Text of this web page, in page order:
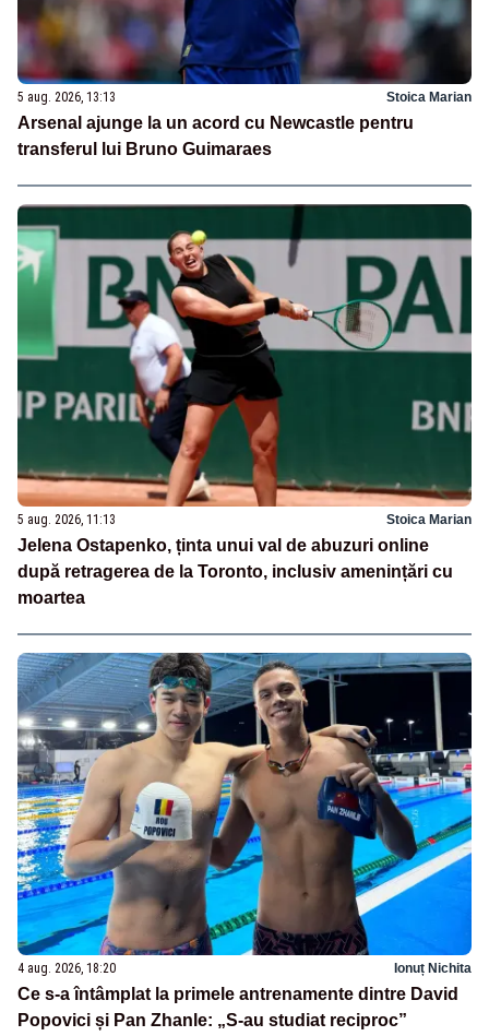
5 aug. 2026, 13:13 Stoica Marian
Arsenal ajunge la un acord cu Newcastle pentru
transferul lui Bruno Guimaraes
5 aug. 2026, 11:13 Stoica Marian
Jelena Ostapenko, ținta unui val de abuzuri online
după retragerea de la Toronto, inclusiv amenințări cu
moartea
4 aug. 2026, 18:20 Ionuț Nichita
Ce s-a întâmplat la primele antrenamente dintre David
Popovici și Pan Zhanle: „S-au studiat reciproc”